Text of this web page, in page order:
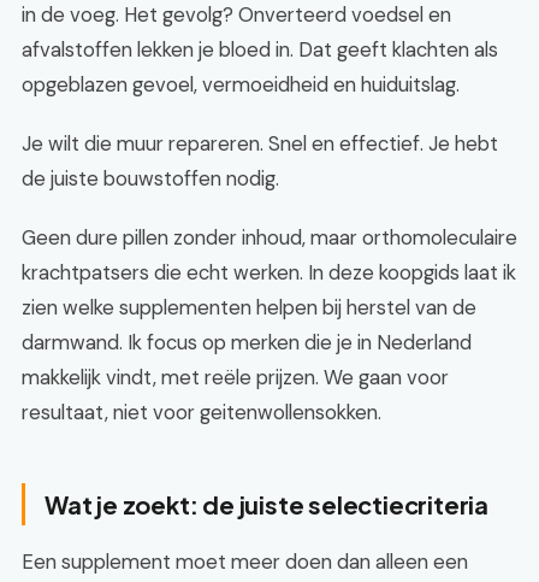
in de voeg. Het gevolg? Onverteerd voedsel en
afvalstoffen lekken je bloed in. Dat geeft klachten als
opgeblazen gevoel, vermoeidheid en huiduitslag.
Je wilt die muur repareren. Snel en effectief. Je hebt
de juiste bouwstoffen nodig.
Geen dure pillen zonder inhoud, maar orthomoleculaire
krachtpatsers die echt werken. In deze koopgids laat ik
zien welke supplementen helpen bij herstel van de
darmwand. Ik focus op merken die je in Nederland
makkelijk vindt, met reële prijzen. We gaan voor
resultaat, niet voor geitenwollensokken.
Wat je zoekt: de juiste selectiecriteria
Een supplement moet meer doen dan alleen een